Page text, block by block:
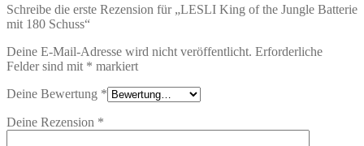
Schreibe die erste Rezension für „LESLI King of the Jungle Batterie
mit 180 Schuss“
Deine E-Mail-Adresse wird nicht veröffentlicht. Erforderliche
Felder sind mit * markiert
Deine Bewertung *
Deine Rezension *